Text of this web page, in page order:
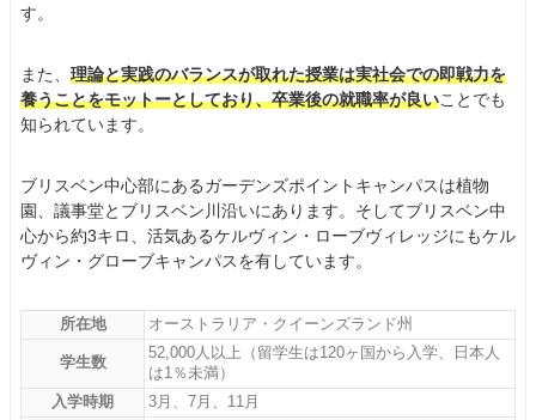
す。
また、 理論と実践のバランスが取れた授業は実社会での即戦力を
養うことをモットーとしており、卒業後の就職率が良いことでも
知られています。
ブリスベン中心部にあるガーデンズポイントキャンパスは植物
園、議事堂とブリスベン川沿いにあります。そしてブリスベン中
心から約3キロ、活気あるケルヴィン・ローブヴィレッジにもケル
ヴィン・グローブキャンパスを有しています。
所在地 オーストラリア・クイーンズランド州
学生数
52,000人以上（留学生は120ヶ国から入学、日本人
は1％未満）
入学時期
3月、7月、11月